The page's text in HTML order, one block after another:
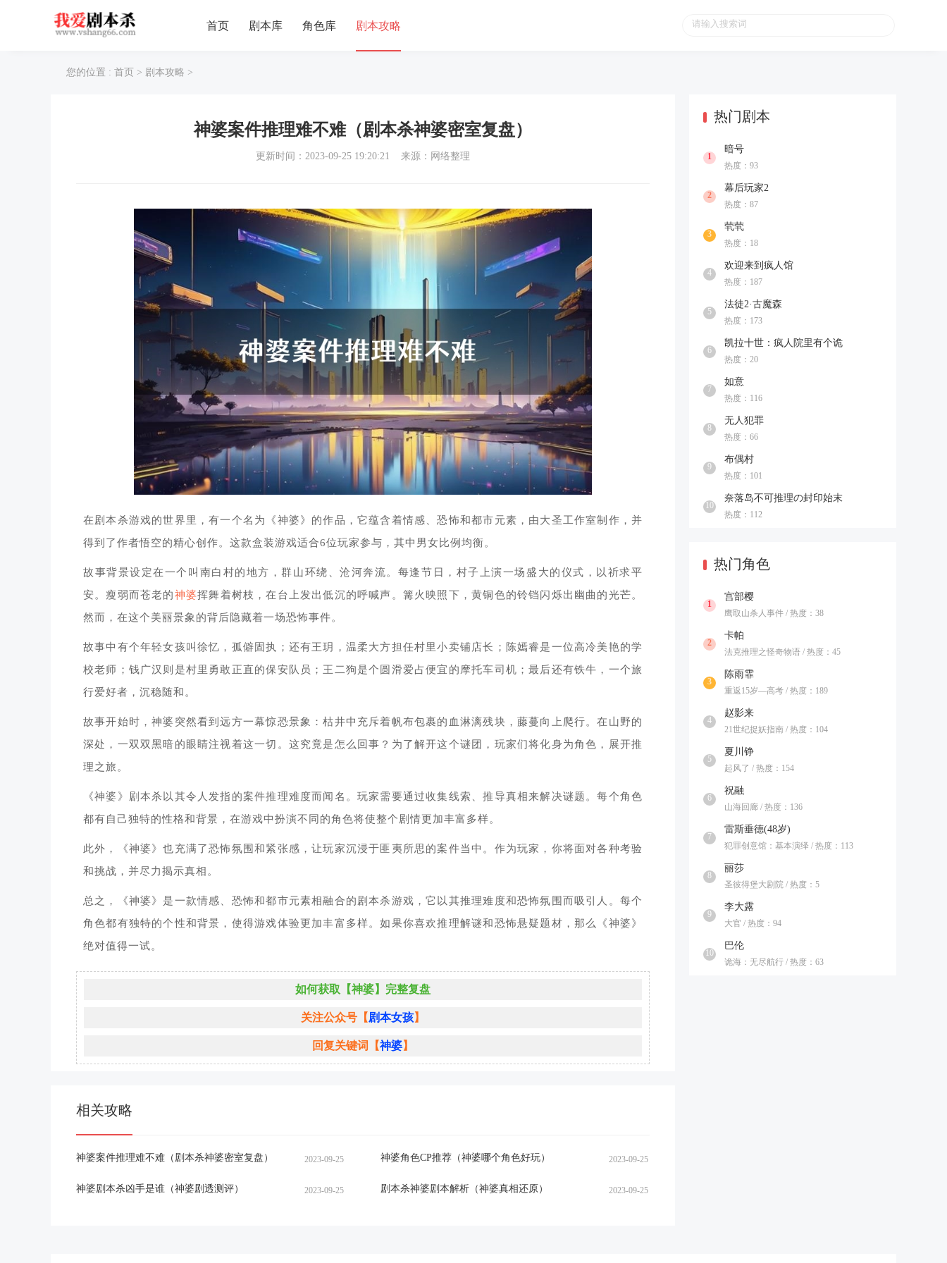
首页 剧本库 角色库 剧本攻略
您的位置 : 首页 > 剧本攻略 >
神婆案件推理难不难（剧本杀神婆密室复盘）
更新时间：2023-09-25 19:20:21 来源：网络整理
在剧本杀游戏的世界里，有一个名为《神婆》的作品，它蕴含着情感、恐怖和都市元素，由大圣工作室制作，并
得到了作者悟空的精心创作。这款盒装游戏适合6位玩家参与，其中男女比例均衡。
故事背景设定在一个叫南白村的地方，群山环绕、沧河奔流。每逢节日，村子上演一场盛大的仪式，以祈求平
安。瘦弱而苍老的神婆挥舞着树枝，在台上发出低沉的呼喊声。篝火映照下，黄铜色的铃铛闪烁出幽曲的光芒。
然而，在这个美丽景象的背后隐藏着一场恐怖事件。
故事中有个年轻女孩叫徐忆，孤僻固执；还有王玥，温柔大方担任村里小卖铺店长；陈嫣睿是一位高冷美艳的学
校老师；钱广汉则是村里勇敢正直的保安队员；王二狗是个圆滑爱占便宜的摩托车司机；最后还有铁牛，一个旅
行爱好者，沉稳随和。
故事开始时，神婆突然看到远方一幕惊恐景象：枯井中充斥着帆布包裹的血淋漓残块，藤蔓向上爬行。在山野的
深处，一双双黑暗的眼睛注视着这一切。这究竟是怎么回事？为了解开这个谜团，玩家们将化身为角色，展开推
理之旅。
《神婆》剧本杀以其令人发指的案件推理难度而闻名。玩家需要通过收集线索、推导真相来解决谜题。每个角色
都有自己独特的性格和背景，在游戏中扮演不同的角色将使整个剧情更加丰富多样。
此外，《神婆》也充满了恐怖氛围和紧张感，让玩家沉浸于匪夷所思的案件当中。作为玩家，你将面对各种考验
和挑战，并尽力揭示真相。
总之，《神婆》是一款情感、恐怖和都市元素相融合的剧本杀游戏，它以其推理难度和恐怖氛围而吸引人。每个
角色都有独特的个性和背景，使得游戏体验更加丰富多样。如果你喜欢推理解谜和恐怖悬疑题材，那么《神婆》
绝对值得一试。
如何获取【神婆】完整复盘
关注公众号【剧本女孩】
回复关键词【神婆】
相关攻略
神婆案件推理难不难（剧本杀神婆密室复盘） 2023-09-25 神婆角色CP推荐（神婆哪个角色好玩） 2023-09-25
神婆剧本杀凶手是谁（神婆剧透测评） 2023-09-25 剧本杀神婆剧本解析（神婆真相还原） 2023-09-25
热门剧本
1
暗号
热度：93
2
幕后玩家2
热度：87
3
茕茕
热度：18
4
欢迎来到疯人馆
热度：187
5
法徒2·古魔森
热度：173
6
凯拉十世：疯人院里有个诡
热度：20
7
如意
热度：116
8
无人犯罪
热度：66
9
布偶村
热度：101
10
奈落岛不可推理の封印始末
热度：112
热门角色
1
宫部樱
鹰取山杀人事件 / 热度：38
2
卡帕
法克推理之怪奇物语 / 热度：45
3
陈雨霏
重返15岁—高考 / 热度：189
4
赵影来
21世纪捉妖指南 / 热度：104
5
夏川铮
起风了 / 热度：154
6
祝融
山海回廊 / 热度：136
7
雷斯垂德(48岁)
犯罪创意馆：基本演绎 / 热度：113
8
丽莎
圣彼得堡大剧院 / 热度：5
9
李大露
大官 / 热度：94
10
巴伦
诡海：无尽航行 / 热度：63